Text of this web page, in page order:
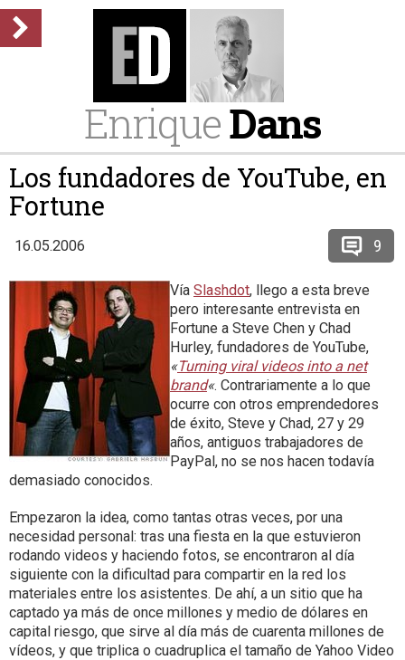
EnriqueDans
Los fundadores de YouTube, en
Fortune
16.05.2006 9
Vía Slashdot, llego a esta breve
pero interesante entrevista en
Fortune a Steve Chen y Chad
Hurley, fundadores de YouTube,
«Turning viral videos into a net
brand«. Contrariamente a lo que
ocurre con otros emprendedores
de éxito, Steve y Chad, 27 y 29
años, antiguos trabajadores de
PayPal, no se nos hacen todavía
demasiado conocidos.
Empezaron la idea, como tantas otras veces, por una
necesidad personal: tras una fiesta en la que estuvieron
rodando videos y haciendo fotos, se encontraron al día
siguiente con la dificultad para compartir en la red los
materiales entre los asistentes. De ahí, a un sitio que ha
captado ya más de once millones y medio de dólares en
capital riesgo, que sirve al día más de cuarenta millones de
vídeos, y que triplica o cuadruplica el tamaño de Yahoo Video